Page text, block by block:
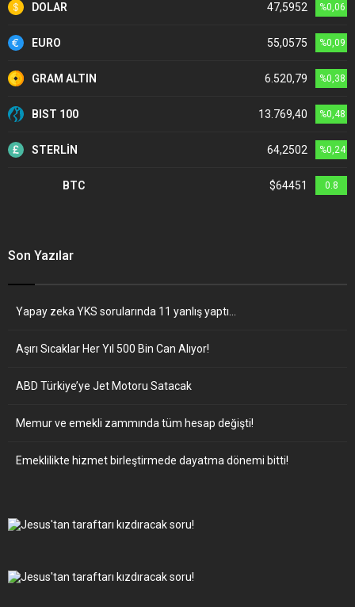
DOLAR 47,5952 %0,06
EURO 55,0575 %0,09
GRAM ALTIN 6.520,79 %0,38
BIST 100 13.769,40 %0,48
STERLİN 64,2502 %0,24
BTC $64451 0.8
Son Yazılar
Yapay zeka YKS sorularında 11 yanlış yaptı…
Aşırı Sıcaklar Her Yıl 500 Bin Can Alıyor!
ABD Türkiye’ye Jet Motoru Satacak
Memur ve emekli zammında tüm hesap değişti!
Emeklilikte hizmet birleştirmede dayatma dönemi bitti!